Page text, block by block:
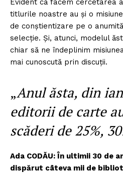
Evident că facem cercetarea
titlurile noastre au şi o
de conștientizare pe o
selecţie. Și, atunci, modelul
chiar să ne îndeplinim
mai cunoscută prin discuții.
„Anul ăsta, din
editorii de carte
scăderi de 25%,
Ada CODĂU: În ultimii 30 de
dispărut câteva mii de